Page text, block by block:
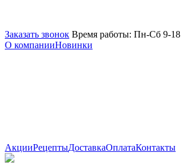
Заказать звонок Время работы: Пн-Сб 9-18
О компанииНовинки
АкцииРецептыДоставкаОплатаКонтакты